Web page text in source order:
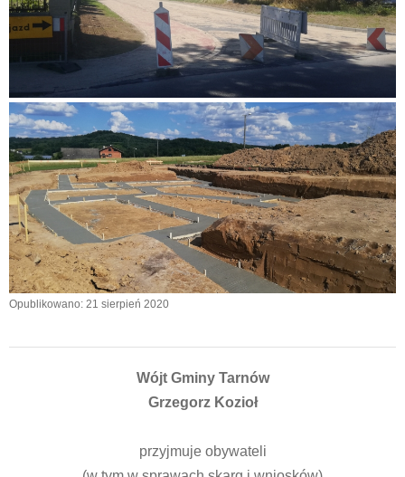
Opublikowano: 21 sierpień 2020
Wójt Gminy Tarnów
Grzegorz Kozioł
przyjmuje obywateli